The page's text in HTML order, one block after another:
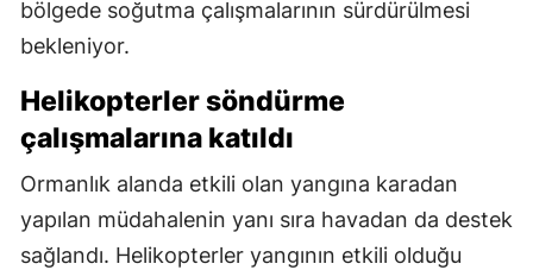
bölgede soğutma çalışmalarının sürdürülmesi
bekleniyor.
Helikopterler söndürme
çalışmalarına katıldı
Ormanlık alanda etkili olan yangına karadan
yapılan müdahalenin yanı sıra havadan da destek
sağlandı. Helikopterler yangının etkili olduğu